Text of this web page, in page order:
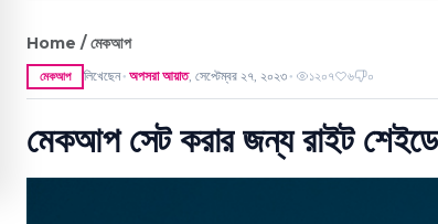
Home / মেকআপ
মেকআপ লিখেছেন ● অপসরা আয়াত, সেপ্টেম্বর ২৭, ২০২৩ ● ১২০৭ ৬ ০
মেকআপ সেট করার জন্য রাইট